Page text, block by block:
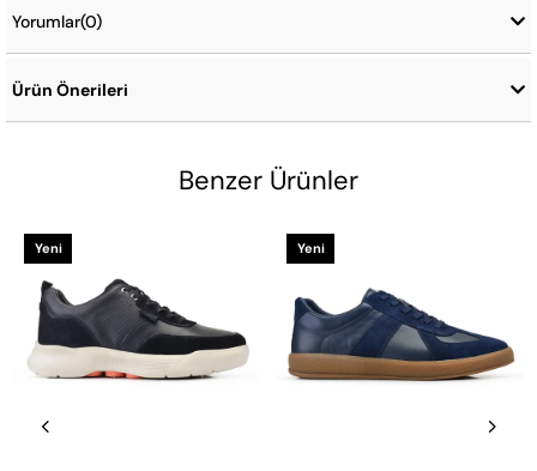
Yorumlar(0)
Ürün Önerileri
Benzer Ürünler
Yeni
Ürün
Yeni